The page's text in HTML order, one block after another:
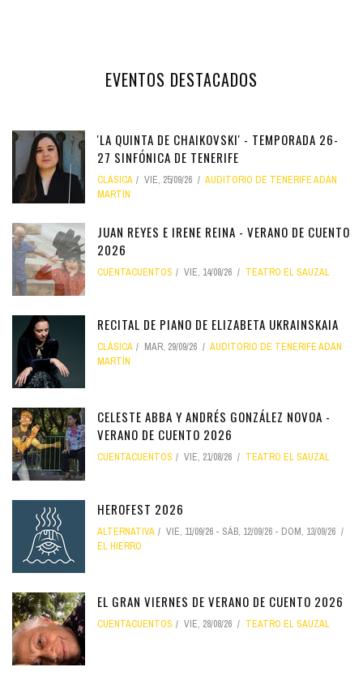
EVENTOS DESTACADOS
'LA QUINTA DE CHAIKOVSKI' - TEMPORADA 26-
27 SINFÓNICA DE TENERIFE
CLÁSICA VIE, 25/09/26
AUDITORIO DE TENERIFE ADÁN
MARTÍN
JUAN REYES E IRENE REINA - VERANO DE CUENTO
2026
CUENTACUENTOS VIE, 14/08/26 TEATRO EL SAUZAL
RECITAL DE PIANO DE ELIZABETA UKRAINSKAIA
CLÁSICA MAR, 29/09/26
AUDITORIO DE TENERIFE ADÁN
MARTÍN
CELESTE ABBA Y ANDRÉS GONZÁLEZ NOVOA -
VERANO DE CUENTO 2026
CUENTACUENTOS VIE, 21/08/26 TEATRO EL SAUZAL
HEROFEST 2026
ALTERNATIVA VIE, 11/09/26 - SÁB, 12/09/26 - DOM, 13/09/26
EL HIERRO
EL GRAN VIERNES DE VERANO DE CUENTO 2026
CUENTACUENTOS VIE, 28/08/26 TEATRO EL SAUZAL